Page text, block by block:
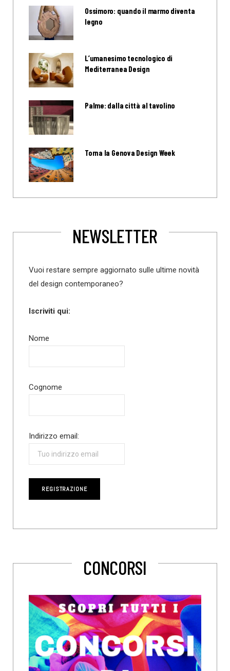
Ossimoro: quando il marmo diventa
legno
L’umanesimo tecnologico di
Mediterranea Design
Palme: dalla città al tavolino
Torna la Genova Design Week
NEWSLETTER
Vuoi restare sempre aggiornato sulle ultime novità
del design contemporaneo?
Iscriviti qui:
Nome
Cognome
Indirizzo email:
CONCORSI